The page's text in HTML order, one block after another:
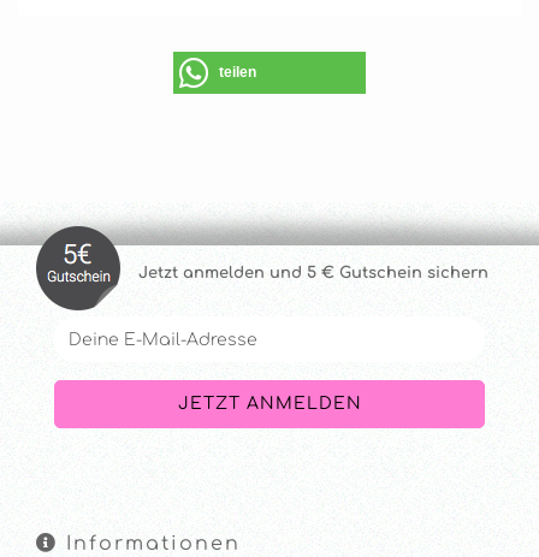
teilen
Jetzt anmelden und 5 € Gutschein sichern
Informationen